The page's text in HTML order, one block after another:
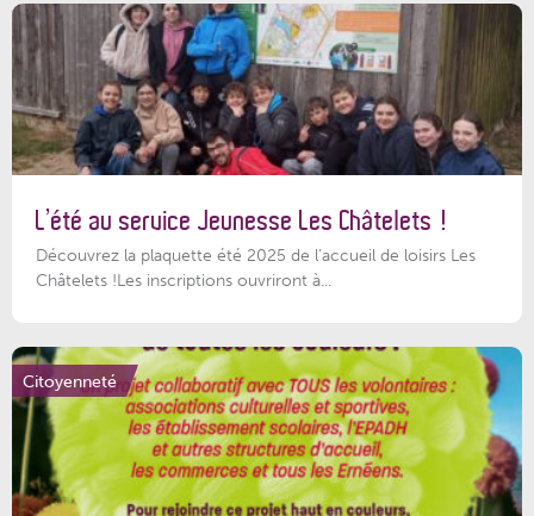
L’été au service Jeunesse Les Châtelets !
Découvrez la plaquette été 2025 de l’accueil de loisirs Les
Châtelets !Les inscriptions ouvriront à...
Citoyenneté